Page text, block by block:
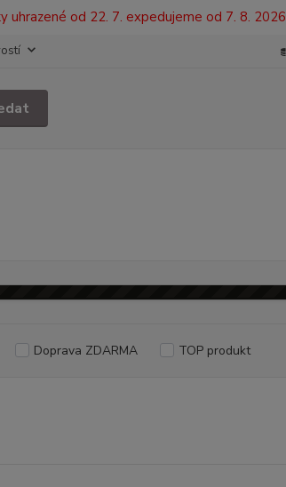
uhrazené od 22. 7. expedujeme od 7. 8. 2026
Doprava ZDARMA TOP produkt